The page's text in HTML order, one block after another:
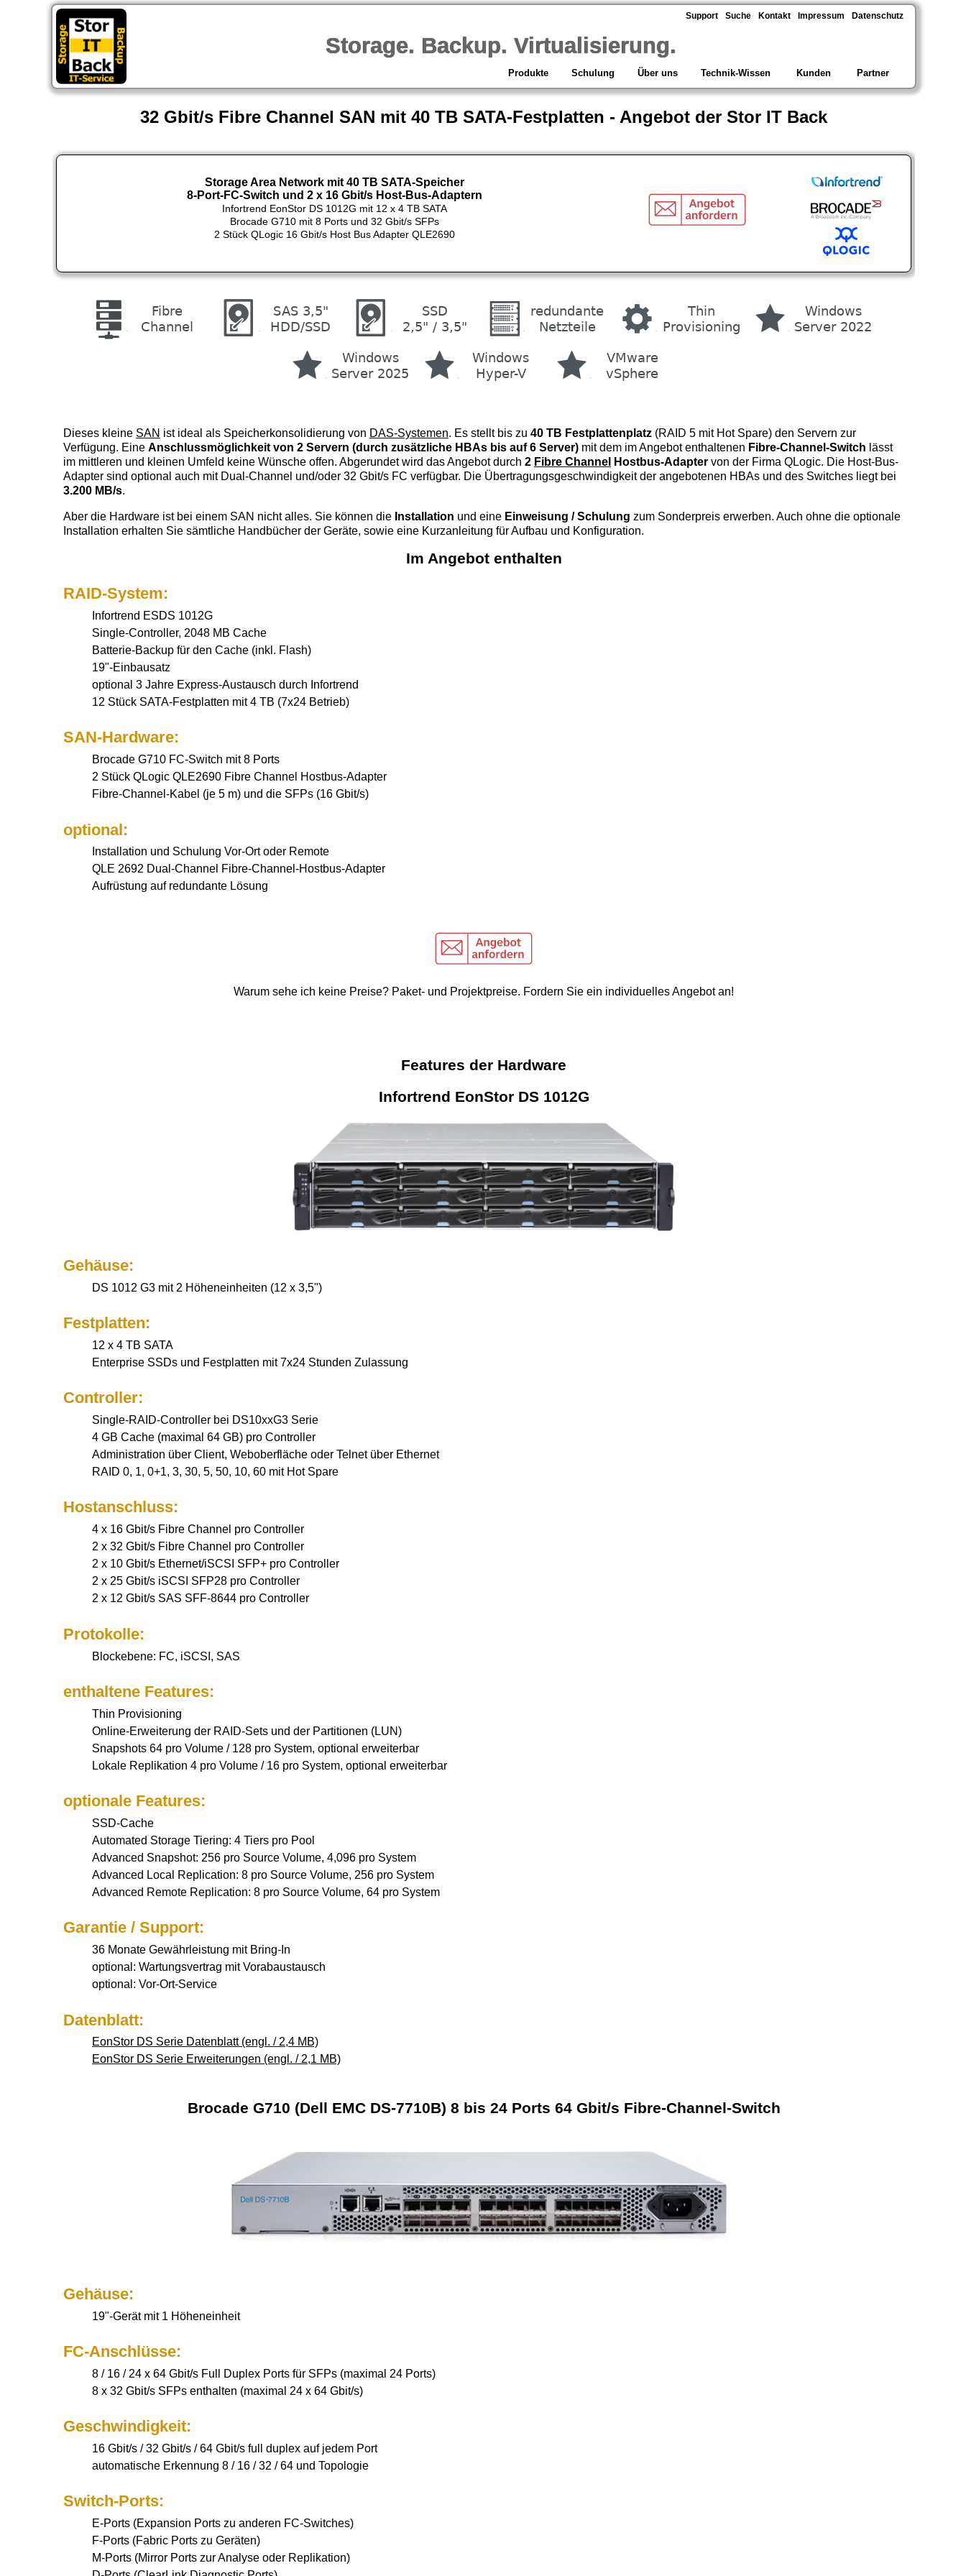
Support Suche Kontakt Impressum Datenschutz
Storage. Backup. Virtualisierung.
Produkte Schulung Über uns Technik-Wissen Kunden Partner
32 Gbit/s Fibre Channel SAN mit 40 TB SATA-Festplatten - Angebot der Stor IT Back
Storage Area Network mit 40 TB SATA-Speicher
8-Port-FC-Switch und 2 x 16 Gbit/s Host-Bus-Adaptern
Infortrend EonStor DS 1012G mit 12 x 4 TB SATA
Brocade G710 mit 8 Ports und 32 Gbit/s SFPs
2 Stück QLogic 16 Gbit/s Host Bus Adapter QLE2690
Dieses kleine SAN ist ideal als Speicherkonsolidierung von DAS-Systemen. Es stellt bis zu 40 TB Festplattenplatz (RAID 5 mit Hot Spare) den Servern zur
Verfügung. Eine Anschlussmöglichkeit von 2 Servern (durch zusätzliche HBAs bis auf 6 Server) mit dem im Angebot enthaltenen Fibre-Channel-Switch lässt
im mittleren und kleinen Umfeld keine Wünsche offen. Abgerundet wird das Angebot durch 2 Fibre Channel Hostbus-Adapter von der Firma QLogic. Die Host-Bus-
Adapter sind optional auch mit Dual-Channel und/oder 32 Gbit/s FC verfügbar. Die Übertragungsgeschwindigkeit der angebotenen HBAs und des Switches liegt bei
3.200 MB/s.
Aber die Hardware ist bei einem SAN nicht alles. Sie können die Installation und eine Einweisung / Schulung zum Sonderpreis erwerben. Auch ohne die optionale
Installation erhalten Sie sämtliche Handbücher der Geräte, sowie eine Kurzanleitung für Aufbau und Konfiguration.
Im Angebot enthalten
RAID-System:
Infortrend ESDS 1012G
Single-Controller, 2048 MB Cache
Batterie-Backup für den Cache (inkl. Flash)
19"-Einbausatz
optional 3 Jahre Express-Austausch durch Infortrend
12 Stück SATA-Festplatten mit 4 TB (7x24 Betrieb)
SAN-Hardware:
Brocade G710 FC-Switch mit 8 Ports
2 Stück QLogic QLE2690 Fibre Channel Hostbus-Adapter
Fibre-Channel-Kabel (je 5 m) und die SFPs (16 Gbit/s)
optional:
Installation und Schulung Vor-Ort oder Remote
QLE 2692 Dual-Channel Fibre-Channel-Hostbus-Adapter
Aufrüstung auf redundante Lösung
Warum sehe ich keine Preise? Paket- und Projektpreise. Fordern Sie ein individuelles Angebot an!
Features der Hardware
Infortrend EonStor DS 1012G
Gehäuse:
DS 1012 G3 mit 2 Höheneinheiten (12 x 3,5")
Festplatten:
12 x 4 TB SATA
Enterprise SSDs und Festplatten mit 7x24 Stunden Zulassung
Controller:
Single-RAID-Controller bei DS10xxG3 Serie
4 GB Cache (maximal 64 GB) pro Controller
Administration über Client, Weboberfläche oder Telnet über Ethernet
RAID 0, 1, 0+1, 3, 30, 5, 50, 10, 60 mit Hot Spare
Hostanschluss:
4 x 16 Gbit/s Fibre Channel pro Controller
2 x 32 Gbit/s Fibre Channel pro Controller
2 x 10 Gbit/s Ethernet/iSCSI SFP+ pro Controller
2 x 25 Gbit/s iSCSI SFP28 pro Controller
2 x 12 Gbit/s SAS SFF-8644 pro Controller
Protokolle:
Blockebene: FC, iSCSI, SAS
enthaltene Features:
Thin Provisioning
Online-Erweiterung der RAID-Sets und der Partitionen (LUN)
Snapshots 64 pro Volume / 128 pro System, optional erweiterbar
Lokale Replikation 4 pro Volume / 16 pro System, optional erweiterbar
optionale Features:
SSD-Cache
Automated Storage Tiering: 4 Tiers pro Pool
Advanced Snapshot: 256 pro Source Volume, 4,096 pro System
Advanced Local Replication: 8 pro Source Volume, 256 pro System
Advanced Remote Replication: 8 pro Source Volume, 64 pro System
Garantie / Support:
36 Monate Gewährleistung mit Bring-In
optional: Wartungsvertrag mit Vorabaustausch
optional: Vor-Ort-Service
Datenblatt:
EonStor DS Serie Datenblatt (engl. / 2,4 MB)
EonStor DS Serie Erweiterungen (engl. / 2,1 MB)
Brocade G710 (Dell EMC DS-7710B) 8 bis 24 Ports 64 Gbit/s Fibre-Channel-Switch
Gehäuse:
19"-Gerät mit 1 Höheneinheit
FC-Anschlüsse:
8 / 16 / 24 x 64 Gbit/s Full Duplex Ports für SFPs (maximal 24 Ports)
8 x 32 Gbit/s SFPs enthalten (maximal 24 x 64 Gbit/s)
Geschwindigkeit:
16 Gbit/s / 32 Gbit/s / 64 Gbit/s full duplex auf jedem Port
automatische Erkennung 8 / 16 / 32 / 64 und Topologie
Switch-Ports:
E-Ports (Expansion Ports zu anderen FC-Switches)
F-Ports (Fabric Ports zu Geräten)
M-Ports (Mirror Ports zur Analyse oder Replikation)